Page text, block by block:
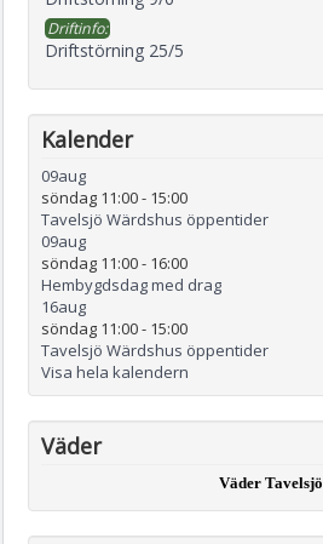
Driftinfo:
Driftstörning 25/5
Kalender
09aug
söndag 11:00- 15:00
Tavelsjö Wärdshus öppentider
09aug
söndag 11:00- 16:00
Hembygdsdag med drag
16aug
söndag 11:00- 15:00
Tavelsjö Wärdshus öppentider
Visa hela kalendern
Väder
Väder Tavelsjö